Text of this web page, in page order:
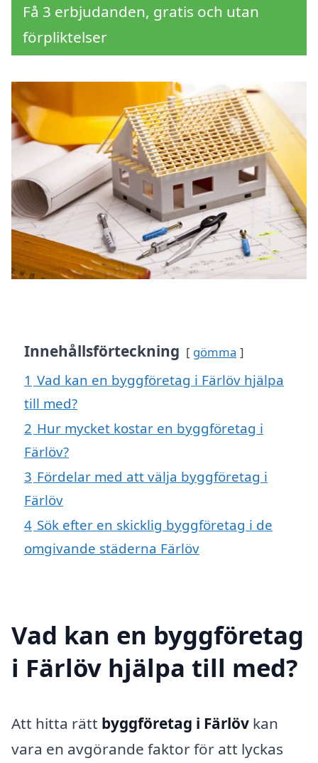
Få 3 erbjudanden, gratis och utan
förpliktelser
Innehållsförteckning gömma
1 Vad kan en byggföretag i Färlöv hjälpa
till med?
2 Hur mycket kostar en byggföretag i
Färlöv?
3 Fördelar med att välja byggföretag i
Färlöv
4 Sök efter en skicklig byggföretag i de
omgivande städerna Färlöv
Vad kan en byggföretag
i Färlöv hjälpa till med?
Att hitta rätt byggföretag i Färlöv kan
vara en avgörande faktor för att lyckas